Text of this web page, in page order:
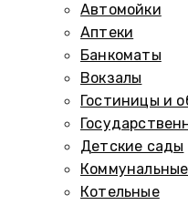
Автомойки
Аптеки
Банкоматы
Вокзалы
Гостиницы и
Детские сады
Котельные